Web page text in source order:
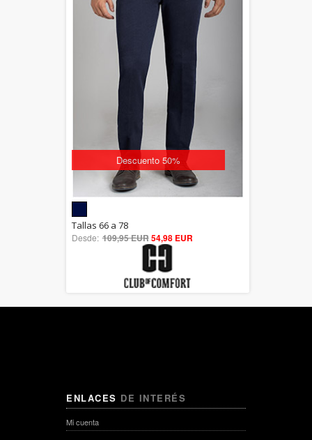
Descuento 50%
out of 5
Tallas 66 a 78
Desde: 109,95 EUR54,98 EUR
ENLACES DE INTERÉS
Mi cuenta